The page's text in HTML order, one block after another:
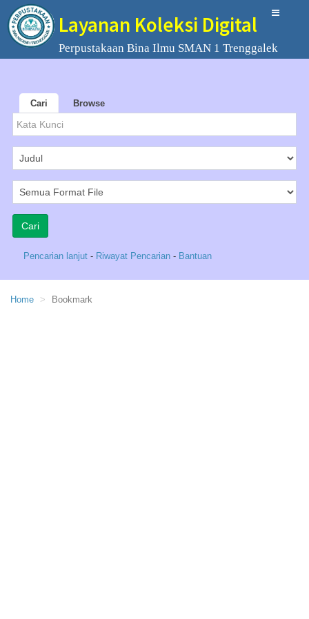
Layanan Koleksi Digital
Perpustakaan Bina Ilmu SMAN 1 Trenggalek
Cari Browse
Pencarian lanjut - Riwayat Pencarian - Bantuan
Home Bookmark